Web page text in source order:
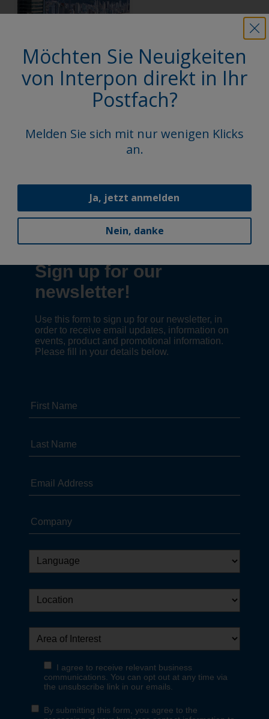
Yachthouse by
Pininfarina
1 / 6
Möchten Sie Neuigkeiten
von Interpon direkt in Ihr
Postfach?
Melden Sie sich mit nur wenigen Klicks
an.
Ja, jetzt anmelden
Nein, danke